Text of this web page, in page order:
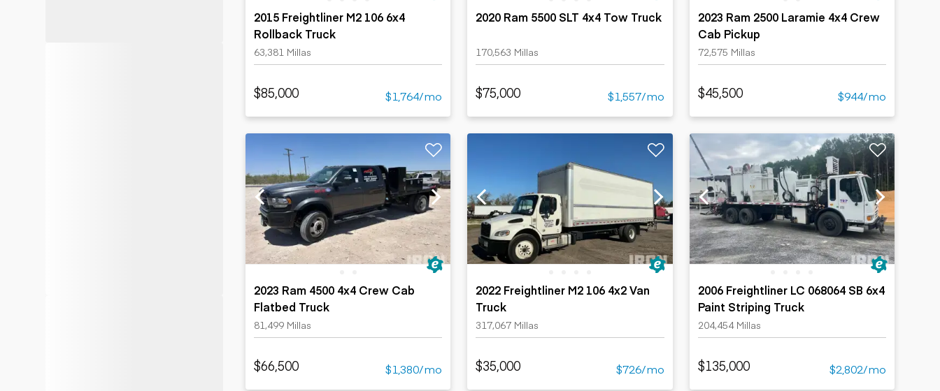
2015 Freightliner M2 106 6x4
Rollback Truck
63,381 Millas
$85,000 $1,764/mo
2020 Ram 5500 SLT 4x4 Tow Truck
170,563 Millas
$75,000 $1,557/mo
2023 Ram 2500 Laramie 4x4 Crew
Cab Pickup
72,575 Millas
$45,500 $944/mo
2023 Ram 4500 4x4 Crew Cab
Flatbed Truck
81,499 Millas
$66,500 $1,380/mo
2022 Freightliner M2 106 4x2 Van
Truck
317,067 Millas
$35,000 $726/mo
2006 Freightliner LC 068064 SB 6x4
Paint Striping Truck
204,454 Millas
$135,000 $2,802/mo